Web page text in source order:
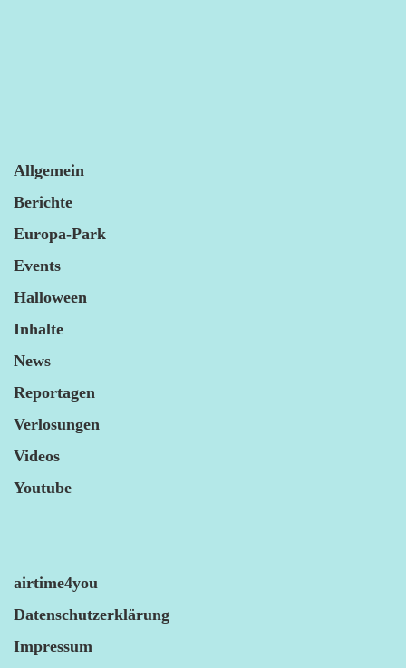
Allgemein
Berichte
Europa-Park
Events
Halloween
Inhalte
News
Reportagen
Verlosungen
Videos
Youtube
airtime4you
Datenschutzerklärung
Impressum